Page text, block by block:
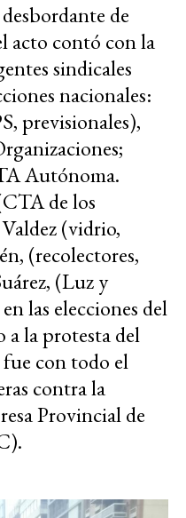
de
acto contó con la
sindicales
nacionales:
previsionales),
Autónoma.
de los
(vidrio,
(recolectores,
(Luz y
las elecciones del
a la protesta del
con todo el
contra la
Provincial de